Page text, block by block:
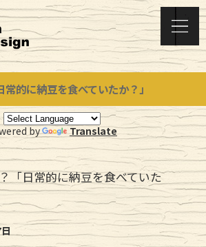
的に納豆を食べていたか？」
by Translate
「日常的に納豆を食べていた